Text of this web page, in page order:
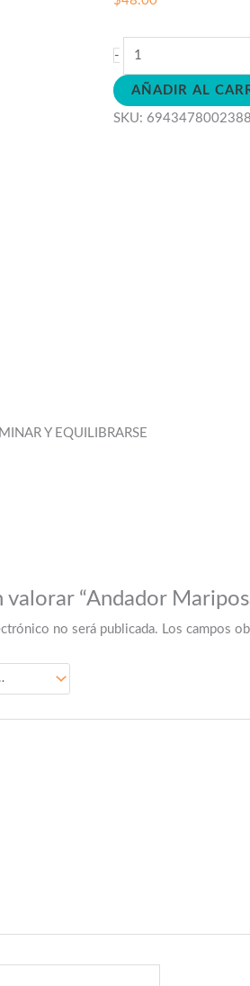
-
Andador
Mariposa
cantidad
AÑADIR AL
SKU: 6943478002388
Y EQUILIBRARSE
“Andador
no será publicada. Los campos